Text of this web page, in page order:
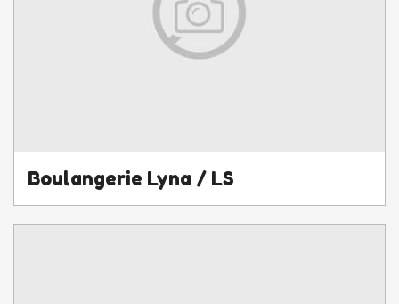
Boulangerie Lyna / LS